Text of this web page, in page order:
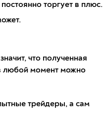
торгует в плюс.
что полученная
любой момент можно
трейдеры, а сам